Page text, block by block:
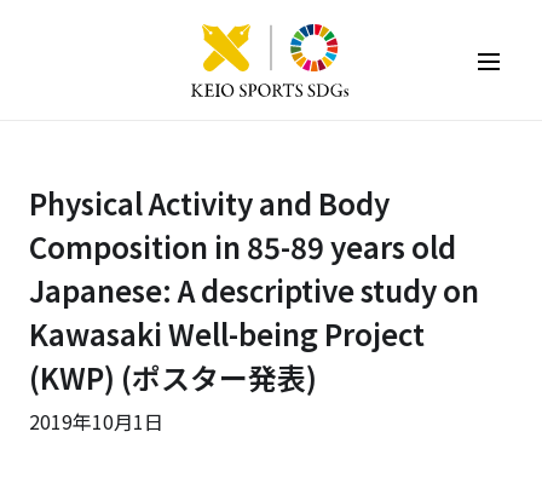
Physical Activity and Body
Composition in 85-89 years old
Japanese: A descriptive study on
Kawasaki Well-being Project
(KWP) (ポスター発表)
2019年10月1日